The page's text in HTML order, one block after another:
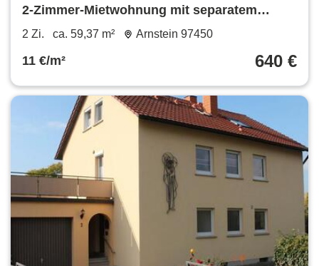
2-Zimmer-Mietwohnung mit separatem
Zugang in 97450 Arnstein (ID 1603)
2 Zi. ca. 59,37 m² Arnstein 97450
11 €/m² 640 €